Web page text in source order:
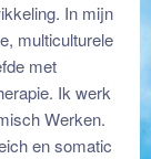
In mijn
multiculturele
met
Ik werk
Werken.
en somatic